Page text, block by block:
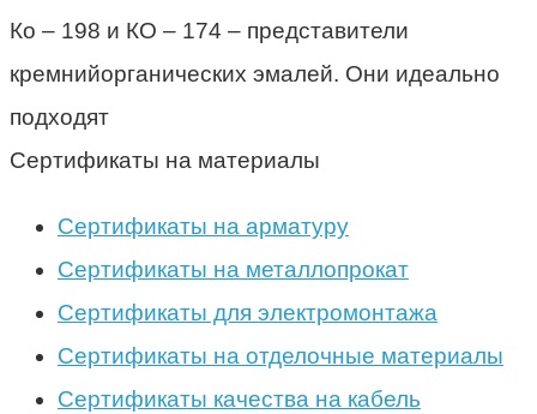
Ко – 198 и КО – 174 – представители
кремнийорганических эмалей. Они идеально
подходят
Сертификаты на материалы
Сертификаты на арматуру
Сертификаты на металлопрокат
Сертификаты для электромонтажа
Сертификаты на отделочные материалы
Сертификаты качества на кабель